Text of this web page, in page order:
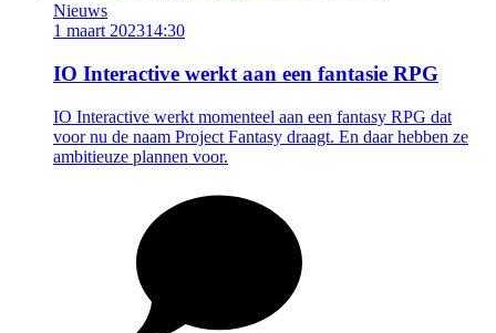
Nieuws
1 maart 202314:30
IO Interactive werkt aan een fantasie RPG
IO Interactive werkt momenteel aan een fantasy RPG dat
voor nu de naam Project Fantasy draagt. En daar hebben ze
ambitieuze plannen voor.